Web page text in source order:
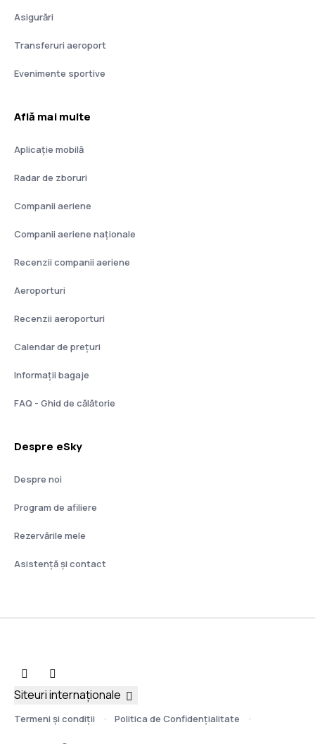
Asigurări
Transferuri aeroport
Evenimente sportive
Află mai multe
Aplicație mobilă
Radar de zboruri
Companii aeriene
Companii aeriene naţionale
Recenzii companii aeriene
Aeroporturi
Recenzii aeroporturi
Calendar de prețuri
Informații bagaje
FAQ - Ghid de călătorie
Despre eSky
Despre noi
Program de afiliere
Rezervările mele
Asistenţă şi contact
Termeni şi condiţii Politica de Confidențialitate
Siteuri internaționale